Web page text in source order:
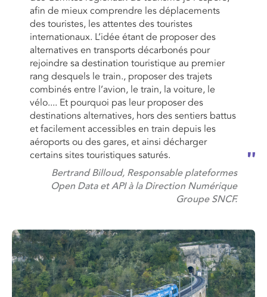
afin de mieux comprendre les déplacements
des touristes, les attentes des touristes
internationaux. L’idée étant de proposer des
alternatives en transports décarbonés pour
rejoindre sa destination touristique au premier
rang desquels le train., proposer des trajets
combinés entre l’avion, le train, la voiture, le
vélo.... Et pourquoi pas leur proposer des
destinations alternatives, hors des sentiers battus
et facilement accessibles en train depuis les
aéroports ou des gares, et ainsi décharger
certains sites touristiques saturés.
Bertrand Billoud, Responsable plateformes
Open Data et API à la Direction Numérique
Groupe SNCF.